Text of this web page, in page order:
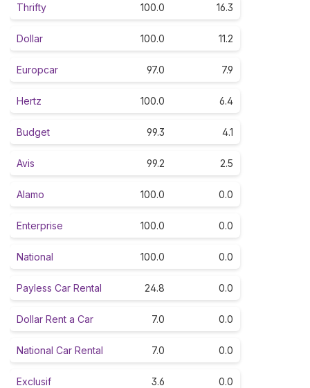
Thrifty 100.0 16.3
Dollar 100.0 11.2
Europcar 97.0 7.9
Hertz 100.0 6.4
Budget 99.3 4.1
Avis 99.2 2.5
Alamo 100.0 0.0
Enterprise 100.0 0.0
National 100.0 0.0
Payless Car Rental 24.8 0.0
Dollar Rent a Car 7.0 0.0
National Car Rental 7.0 0.0
Exclusif 3.6 0.0